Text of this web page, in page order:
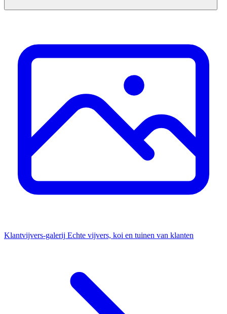
Klantvijvers-galerij Echte vijvers, koi en tuinen van klanten